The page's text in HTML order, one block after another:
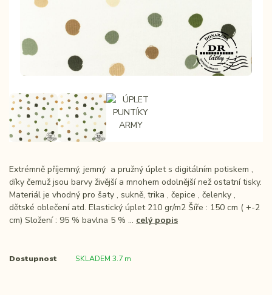
Extrémně příjemný, jemný a pružný úplet s digitálním potiskem ,
díky čemuž jsou barvy živější a mnohem odolnější než ostatní tisky.
Materiál je vhodný pro šaty , sukně, trika , čepice , čelenky ,
dětské oblečení atd. Elastický úplet 210 gr/m2 Šíře : 150 cm ( +-2
cm) Složení : 95 % bavlna 5 % ... celý popis
Dostupnost SKLADEM 3.7 m